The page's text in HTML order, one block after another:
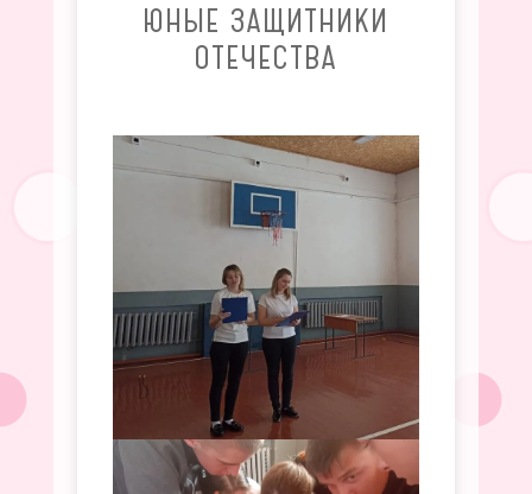
ЮНЫЕ ЗАЩИТНИКИ
ОТЕЧЕСТВА